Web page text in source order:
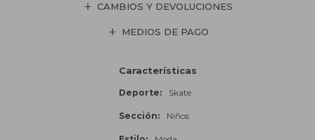
CAMBIOS Y DEVOLUCIONES
MEDIOS DE PAGO
Características
Deporte Skate
Sección Niños